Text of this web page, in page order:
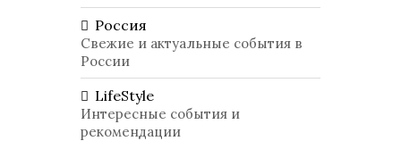
Россия
Свежие и актуальные события в
России
LifeStyle
Интересные события и
рекомендации